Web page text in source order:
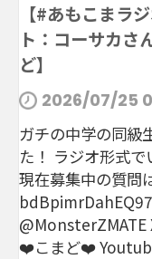
【#あもこまラ
ト：コーサカ
ど】
2026/07/25
ガチの中学の同級
た！ ラジオ形式で
現在募集中の質
❤️こまど❤️